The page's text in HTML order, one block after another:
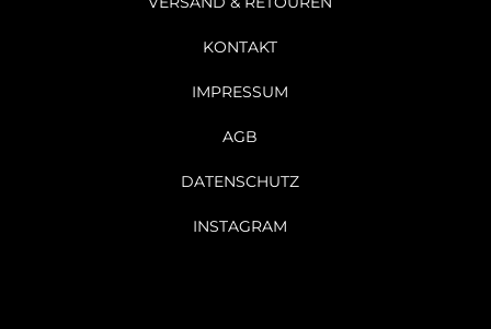
KONTAKT
IMPRESSUM
AGB
DATENSCHUTZ
INSTAGRAM